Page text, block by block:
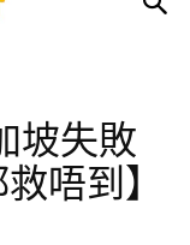
坡失敗
唔到】